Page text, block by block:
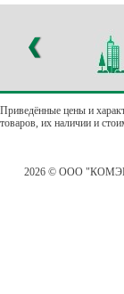
Приведённые цены и
товаров, их наличии и
2026 © ООО "КОМЭН